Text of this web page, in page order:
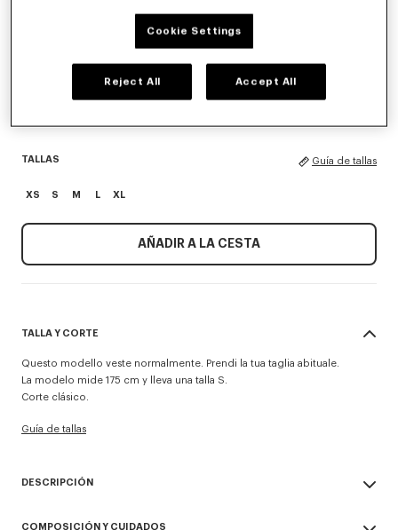
COLORES :Azul Claro
TALLAS Guía de tallas
XS S M L XL
AÑADIR A LA CESTA
TALLA Y CORTE
Questo modello veste normalmente. Prendi la tua taglia abituale.
La modelo mide 175 cm y lleva una talla S.
Corte clásico.
Guía de tallas
DESCRIPCIÓN
COMPOSICIÓN Y CUIDADOS
Cookie Settings
Reject All Accept All